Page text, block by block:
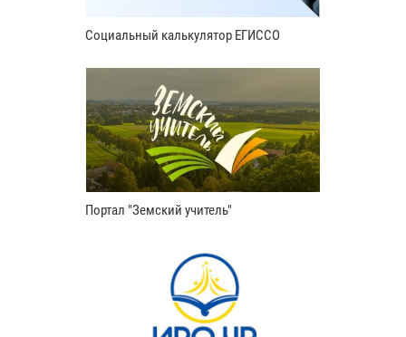
Социальный калькулятор ЕГИССО
Портал "Земский учитель"